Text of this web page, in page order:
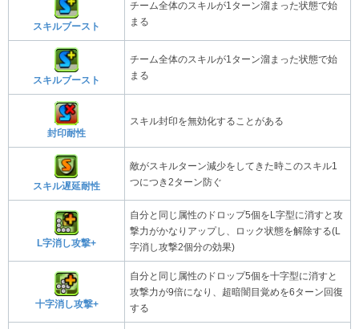
スキルブースト
チーム全体のスキルが1ターン溜まった状態で始
まる
スキルブースト
チーム全体のスキルが1ターン溜まった状態で始
まる
封印耐性
スキル封印を無効化することがある
スキル遅延耐性
敵がスキルターン減少をしてきた時このスキル1
つにつき2ターン防ぐ
L字消し攻撃+
自分と同じ属性のドロップ5個をL字型に消すと攻
撃力がかなりアップし、ロック状態を解除する(L
字消し攻撃2個分の効果)
十字消し攻撃+
自分と同じ属性のドロップ5個を十字型に消すと
攻撃力が9倍になり、超暗闇目覚めを6ターン回復
する